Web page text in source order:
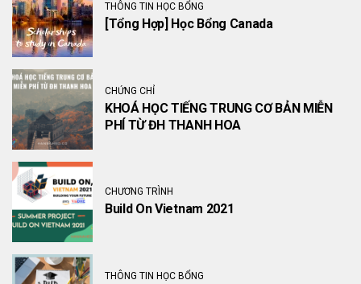
THÔNG TIN HỌC BỔNG
[Tổng Hợp] Học Bổng Canada
CHỨNG CHỈ
KHOÁ HỌC TIẾNG TRUNG CƠ BẢN MIỄN
PHÍ TỪ ĐH THANH HOA
CHƯƠNG TRÌNH
Build On Vietnam 2021
THÔNG TIN HỌC BỔNG